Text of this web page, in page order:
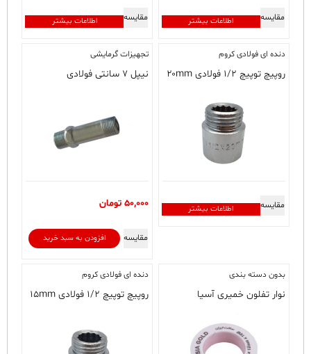
اطلاعات بیشتر مقایسه اطلاعات بیشتر مقایسه
دنده ای فولادی کروم
روپیچ توپیچ ۱/۲ فولادی ۲۰mm
اطلاعات بیشتر مقایسه
تجهیزات گرمایشی
نیپل ۷ سانتی فولادی
50,000 تومان
افزودن به سبد خرید مقایسه
بدون دسته‌ بندی
نوار تفلون خمیری آسیا
دنده ای فولادی کروم
روپیچ توپیچ ۱/۲ فولادی ۱۵mm